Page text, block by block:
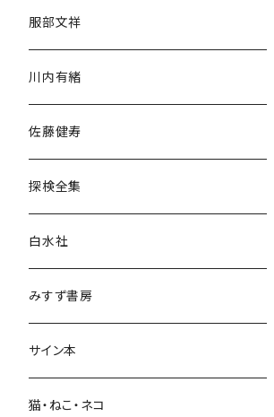
民族・風習
言語・ことば
服部文祥
川内有緒
佐藤健寿
探検全集
白水社
みすず書房
サイン本
猫・ねこ・ネコ